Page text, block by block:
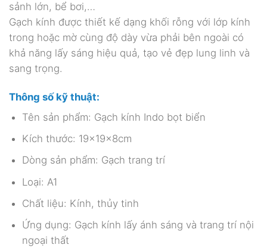
sảnh lớn, bể bơi,…
Gạch kính được thiết kế dạng khối rỗng với lớp kính
trong hoặc mờ cùng độ dày vừa phải bên ngoài có
khả năng lấy sáng hiệu quả, tạo vẻ đẹp lung linh và
sang trọng.
Thông số kỹ thuật:
Tên sản phẩm: Gạch kính Indo bọt biển
Kích thước: 19x19x8cm
Dòng sản phẩm: Gạch trang trí
Loại: A1
Chất liệu: Kính, thủy tinh
Ứng dụng: Gạch kính lấy ánh sáng và trang trí nội
ngoại thất